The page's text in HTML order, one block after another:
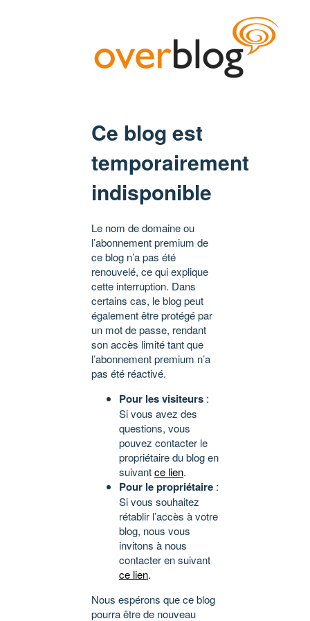
Ce blog est
temporairement
indisponible
Le nom de domaine ou
l’abonnement premium de
ce blog n’a pas été
renouvelé, ce qui explique
cette interruption. Dans
certains cas, le blog peut
également être protégé par
un mot de passe, rendant
son accès limité tant que
l’abonnement premium n’a
pas été réactivé.
Pour les visiteurs :
Si vous avez des
questions, vous
pouvez contacter le
propriétaire du blog en
suivantce lien.
Pour le propriétaire :
Si vous souhaitez
rétablir l’accès à votre
blog, nous vous
invitons à nous
contacter en suivant
ce lien.
Nous espérons que ce blog
pourra être de nouveau